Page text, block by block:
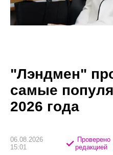
"Лэндмен"
самые
2026 года
06.08.2026
15:01
Проверено
редакцией